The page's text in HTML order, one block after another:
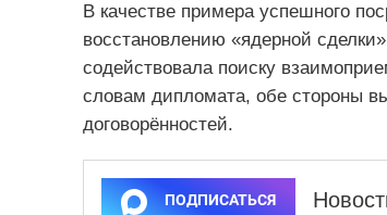
В качестве примера успешного
восстановлению «ядерной
содействовала поиску
словам дипломата, обе стороны
договорённостей.
ПОДПИСАТЬСЯ